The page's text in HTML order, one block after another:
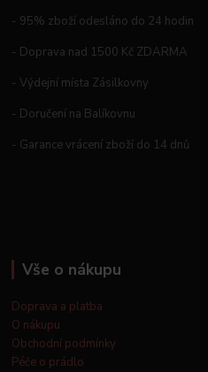
- 95% zboží odesláno do 24 hodin
- Doprava nad 1500 Kč ZDARMA
- Výdejní místa Zásilkovny
- Doručení na Balíkovnu
- Garance vrácení zboží do 14 dnů
Vše o nákupu
Doprava a platba
O nákupu
Obchodní podmínky
Péče o prádlo